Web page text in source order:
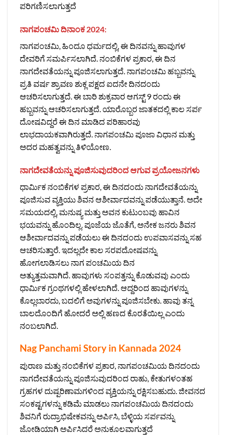
ಪರಿಗಣಿಸಲಾಗುತ್ತದೆ
ನಾಗಪಂಚಮಿ ದಿನಾಂಕ 2024:
ನಾಗಪಂಚಮಿ, ಹಿಂದೂ ಧರ್ಮದಲ್ಲಿ, ಈ ದಿನವನ್ನು ಹಾವುಗಳ
ದೇವರಿಗೆ ಸಮರ್ಪಿಸಲಾಗಿದೆ. ನಂಬಿಕೆಗಳ ಪ್ರಕಾರ, ಈ ದಿನ
ನಾಗದೇವತೆಯನ್ನು ಪೂಜಿಸಲಾಗುತ್ತದೆ. ನಾಗಪಂಚಮಿ ಹಬ್ಬವನ್ನು
ಪ್ರತಿ ವರ್ಷ ಶ್ರಾವಣ ಶುಕ್ಲ ಪಕ್ಷದ ಐದನೇ ದಿನದಂದು
ಆಚರಿಸಲಾಗುತ್ತದೆ. ಈ ಬಾರಿ ಶುಕ್ರವಾರ ಆಗಸ್ಟ್‌ 9 ರಂದು ಈ
ಹಬ್ಬವನ್ನು ಆಚರಿಸಲಾಗುತ್ತದೆ. ಯಾರೊಬ್ಬರ ಜಾತಕದಲ್ಲಿ ಕಾಲ ಸರ್ಪ
ದೋಷವಿದ್ದರೆ ಈ ದಿನ ಮಾಡಿದ ಪರಿಹಾರವು
ಲಾಭದಾಯಕವಾಗಿರುತ್ತದೆ. ನಾಗಪಂಚಮಿ ಪೂಜಾ ವಿಧಾನ ಮತ್ತು
ಅದರ ಮಹತ್ವವನ್ನು ತಿಳಿಯೋಣ.
ನಾಗದೇವತೆಯನ್ನು ಪೂಜಿಸುವುದರಿಂದ ಆಗುವ ಪ್ರಯೋಜನಗಳು
ಧಾರ್ಮಿಕ ನಂಬಿಕೆಗಳ ಪ್ರಕಾರ, ಈ ದಿನದಂದು ನಾಗದೇವತೆಯನ್ನು
ಪೂಜಿಸುವ ವ್ಯಕ್ತಿಯು ಶಿವನ ಆಶೀರ್ವಾದವನ್ನು ಪಡೆಯುತ್ತಾನೆ. ಅದೇ
ಸಮಯದಲ್ಲಿ, ಮನುಷ್ಯ ಮತ್ತು ಅವನ ಕುಟುಂಬವು ಹಾವಿನ
ಭಯವನ್ನು ಹೊಂದಿಲ್ಲ. ಪೂಜೆಯ ಜೊತೆಗೆ, ಅನೇಕ ಜನರು ಶಿವನ
ಆಶೀರ್ವಾದವನ್ನು ಪಡೆಯಲು ಈ ದಿನದಂದು ಉಪವಾಸವನ್ನು ಸಹ
ಆಚರಿಸುತ್ತಾರೆ. ಇದಲ್ಲದೇ ಕಾಲ ಸರಪದೋಷವನ್ನು
ಹೋಗಲಾಡಿಸಲು ನಾಗ ಪಂಚಮಿಯ ದಿನ
ಅತ್ಯುತ್ತಮವಾಗಿದೆ. ಹಾವುಗಳು ಸಂಪತ್ತನ್ನು ಕೊಡುವವು ಎಂದು
ಧಾರ್ಮಿಕ ಗ್ರಂಥಗಳಲ್ಲಿ ಹೇಳಲಾಗಿದೆ. ಆದ್ದರಿಂದ ಹಾವುಗಳನ್ನು
ಕೊಲ್ಲಬಾರದು, ಬದಲಿಗೆ ಅವುಗಳನ್ನು ಪೂಜಿಸಬೇಕು. ಹಾವು ತನ್ನ
ಬಾಲದೊಂದಿಗೆ ಹೋದರೆ ಅಲ್ಲಿ ಹಣದ ಕೊರತೆಯಿಲ್ಲ ಎಂದು
ನಂಬಲಾಗಿದೆ.
Nag Panchami Story in Kannada 2024
ಪುರಾಣ ಮತ್ತು ನಂಬಿಕೆಗಳ ಪ್ರಕಾರ, ನಾಗಪಂಚಮಿಯ ದಿನದಂದು
ನಾಗದೇವತೆಯನ್ನು ಪೂಜಿಸುವುದರಿಂದ ರಾಹು, ಕೇತುಗಳಂತಹ
ಗ್ರಹಗಳ ದುಷ್ಪರಿಣಾಮಗಳಿಂದ ವ್ಯಕ್ತಿಯನ್ನು ರಕ್ಷಿಸಬಹುದು. ಜೀವನದ
ಸಂಕಷ್ಟಗಳನ್ನು ಕಡಿಮೆ ಮಾಡಲು ನಾಗಪಂಚಮಿಯ ದಿನದಂದು
ಶಿವನಿಗೆ ರುದ್ರಾಭಿಷೇಕವನ್ನು ಅರ್ಪಿಸಿ, ಬೆಳ್ಳಿಯ ಸರ್ಪವನ್ನು
ಜೋಡಿಯಾಗಿ ಅರ್ಪಿಸಿದರೆ ಅನುಕೂಲವಾಗುತ್ತದೆ